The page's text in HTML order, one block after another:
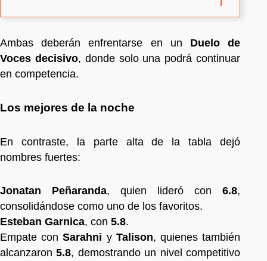
Ambas deberán enfrentarse en un Duelo de
Voces decisivo, donde solo una podrá continuar
en competencia.
Los mejores de la noche
En contraste, la parte alta de la tabla dejó
nombres fuertes:
Jonatan Peñaranda, quien lideró con 6.8,
consolidándose como uno de los favoritos.
Esteban Garnica, con 5.8.
Empate conSarahni y Talison, quienes también
alcanzaron5.8, demostrando un nivel competitivo